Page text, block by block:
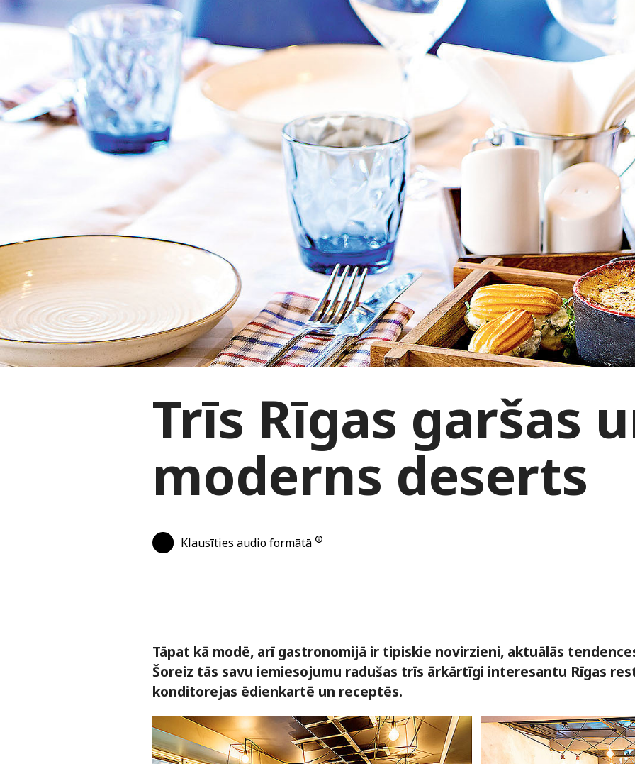
Trīs Rīgas garšas
moderns deserts
Klausīties audio formātā
Tāpat kā modē, arī gastronomijā ir tipiskie novirzieni, aktuālās
Šoreiz tās savu iemiesojumu radušas trīs ārkārtīgi interesantu Rīgas
konditorejas ēdienkartē un receptēs.